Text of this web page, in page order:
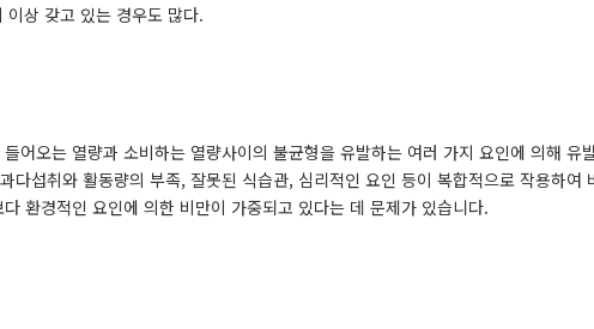
상 갖고 있는 경우도 많다.
어오는 열량과 소비하는 열량사이의 불균형을 유발하는 여러 가지 요인에 의해
섭취와 활동량의 부족, 잘못된 식습관, 심리적인 요인 등이 복합적으로 작용하여
환경적인 요인에 의한 비만이 가중되고 있다는 데 문제가 있습니다.